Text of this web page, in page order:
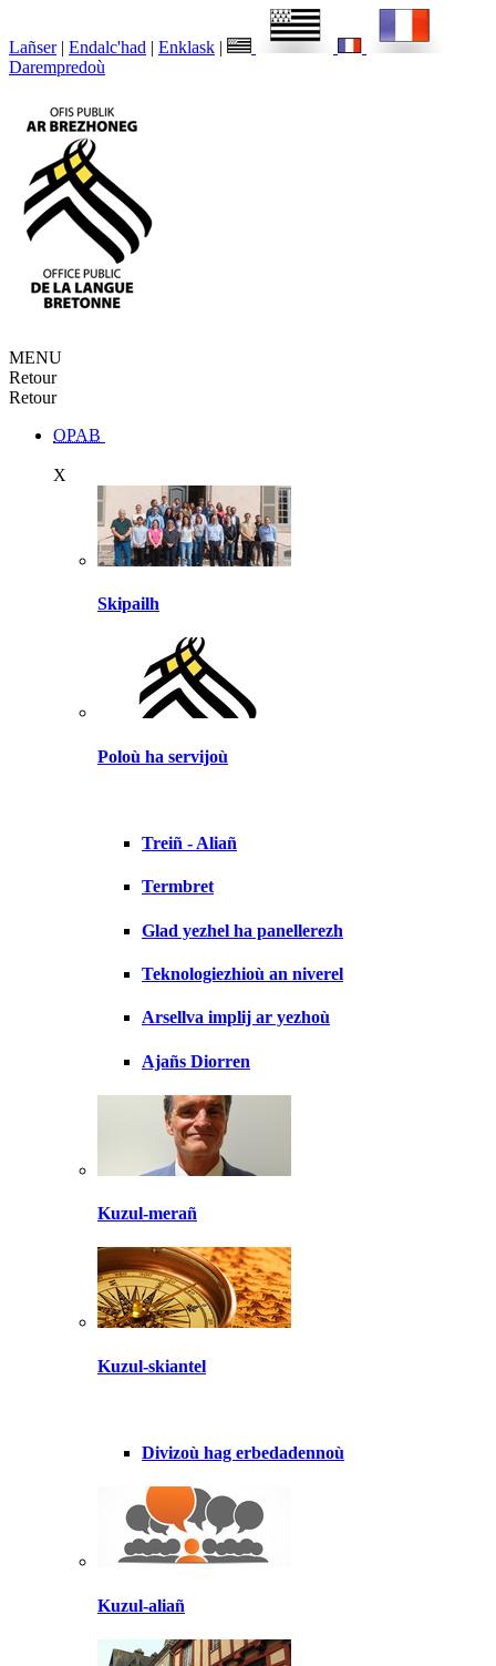
Lañser | Endalc'had | Enklask |
Darempredoù
MENU
Retour
Retour
OPAB
X
Skipailh
Poloù ha servijoù
Treiñ - Aliañ
Termbret
Glad yezhel ha panellerezh
Teknologiezhioù an niverel
Arsellva implij ar yezhoù
Ajañs Diorren
Kuzul-merañ
Kuzul-skiantel
Divizoù hag erbedadennoù
Kuzul-aliañ